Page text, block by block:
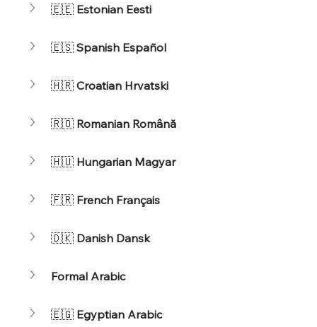
🇪🇪 Estonian Eesti
🇪🇸 Spanish Español
🇭🇷 Croatian Hrvatski
🇷🇴 Romanian Română
🇭🇺 Hungarian Magyar
🇫🇷 French Français
🇩🇰 Danish Dansk
Formal Arabic
🇪🇬 Egyptian Arabic